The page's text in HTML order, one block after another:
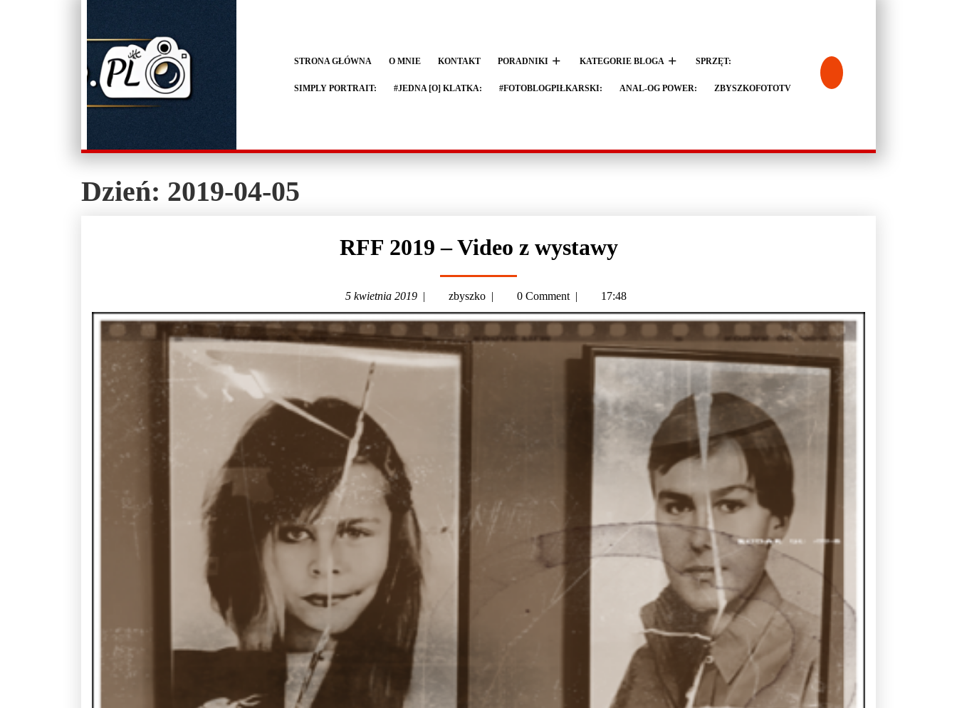
STRONA GŁÓWNA O MNIE KONTAKT PORADNIKI KATEGORIE BLOGA SPRZĘT:
SIMPLY PORTRAIT: #JEDNA [O] KLATKA: #FOTOBLOGPIŁKARSKI: ANAL-OG POWER: ZBYSZKOFOTOTV
Dzień: 2019-04-05
RFF 2019 – Video z wystawy
5 kwietnia 2019 | zbyszko | 0 Comment | 17:48